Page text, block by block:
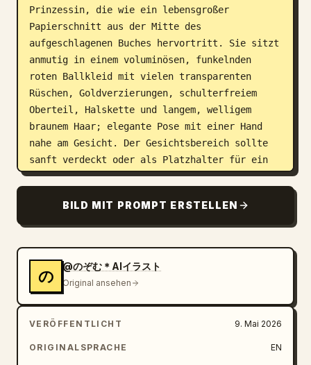
Prinzessin, die wie ein lebensgroßer
Papierschnitt aus der Mitte des
aufgeschlagenen Buches hervortritt. Sie sitzt
anmutig in einem voluminösen, funkelnden
roten Ballkleid mit vielen transparenten
Rüschen, Goldverzierungen, schulterfreiem
Oberteil, Halskette und langem, welligem
braunem Haar; elegante Pose mit einer Hand
nahe am Gesicht. Der Gesichtsbereich sollte
sanft verdeckt oder als Platzhalter für ein
anpassbares Porträt gelassen
","dress_color":" tiefes Rubinrot
","storybook_title":"
Der Beginn von Traum und Magie
{"format":"einzelnes, vertikales Vollbild,
realistisches handgefertigtes Pop-up-Buch-
Modell","discrete_labeled_text_areas_count":6
,"labeled_text_areas":[{"position":"oberes
linkes gewölbtes Banner","text":"
BILD MIT PROMPT ERSTELLEN
の
@のぞむ＊AIイラスト
Original ansehen
VERÖFFENTLICHT 9. Mai 2026
ORIGINALSPRACHE EN